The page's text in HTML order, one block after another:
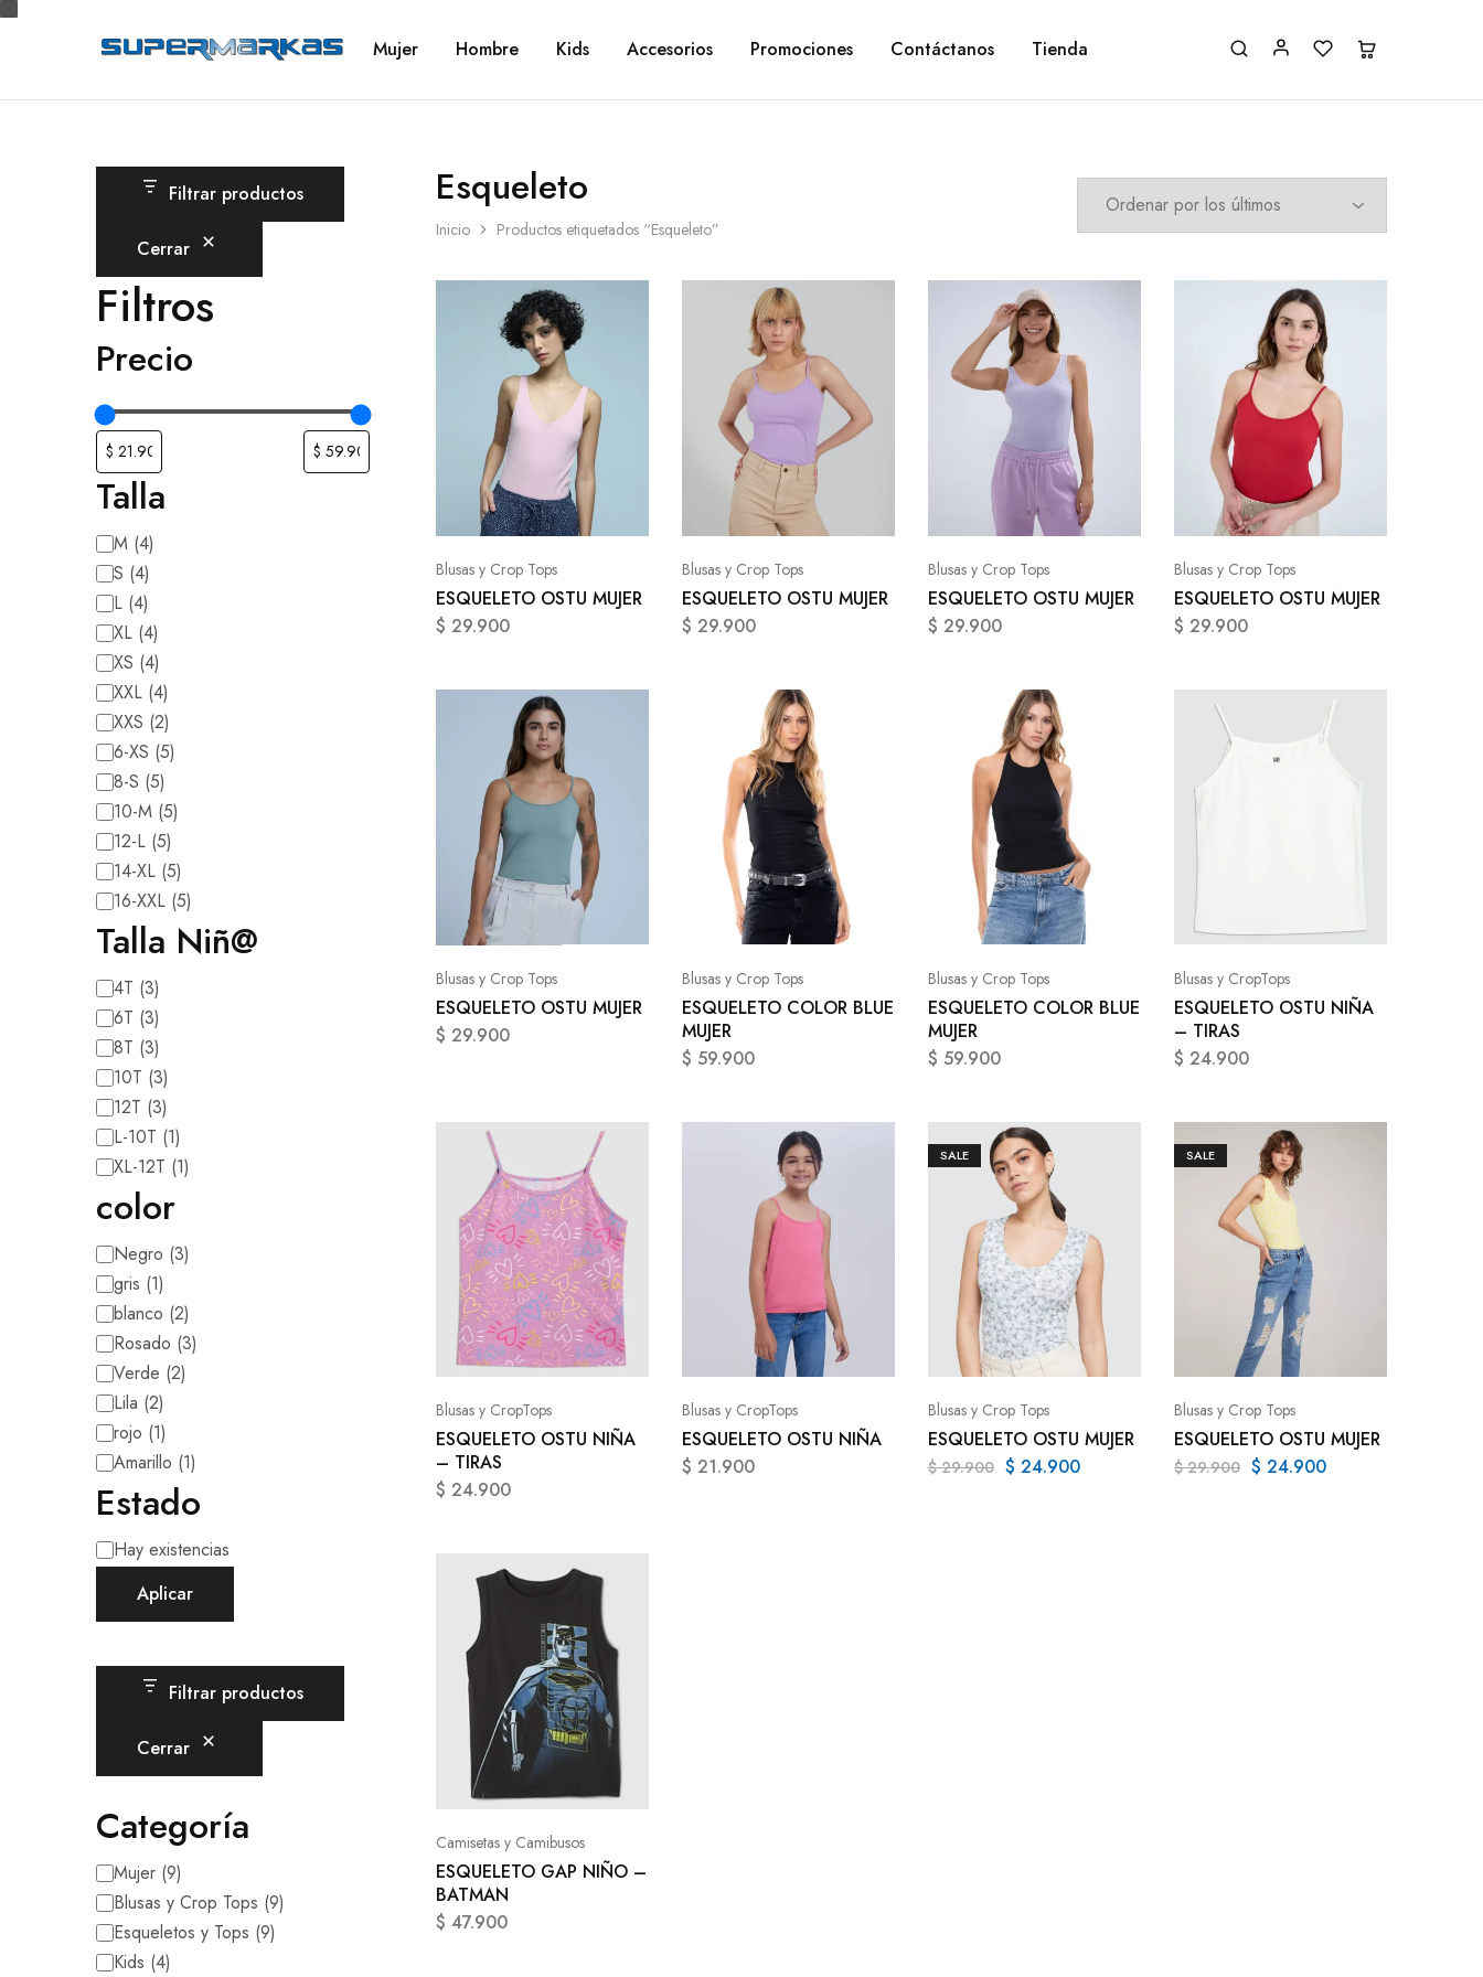
SuperMarkas
Ropa
Envío
Mujer Hombre Kids Accesorios Promociones Contáctanos Tienda
Esqueleto
Inicio Productos etiquetados “Esqueleto”
Blusas y Crop Tops
ESQUELETO OSTU MUJER
$ 29.900
Blusas y Crop Tops
ESQUELETO OSTU MUJER
$ 29.900
Blusas y Crop Tops
ESQUELETO OSTU MUJER
$ 29.900
Blusas y Crop Tops
ESQUELETO OSTU MUJER
$ 29.900
Blusas y Crop Tops
ESQUELETO OSTU MUJER
$ 29.900
Blusas y Crop Tops
ESQUELETO COLOR BLUE
MUJER
$ 59.900
Blusas y Crop Tops
ESQUELETO COLOR BLUE
MUJER
$ 59.900
Blusas y CropTops
ESQUELETO OSTU NIÑA
– TIRAS
$ 24.900
Blusas y CropTops
ESQUELETO OSTU NIÑA
– TIRAS
$ 24.900
Blusas y CropTops
ESQUELETO OSTU NIÑA
$ 21.900
SALE
Blusas y Crop Tops
ESQUELETO OSTU MUJER
$29.900 $ 24.900
SALE
Blusas y Crop Tops
ESQUELETO OSTU MUJER
$29.900 $ 24.900
Camisetas y Camibusos
ESQUELETO GAP NIÑO –
BATMAN
$ 47.900
Filtrar productos
Cerrar
Filtros
Precio
Talla
M (4)
S (4)
L (4)
XL (4)
XS (4)
XXL (4)
XXS (2)
6-XS (5)
8-S (5)
10-M (5)
12-L (5)
14-XL (5)
16-XXL (5)
Talla Niñ@
4T (3)
6T (3)
8T (3)
10T (3)
12T (3)
L-10T (1)
XL-12T (1)
color
Negro (3)
gris (1)
blanco (2)
Rosado (3)
Verde (2)
Lila (2)
rojo (1)
Amarillo (1)
Estado
Hay existencias
Aplicar
Filtrar productos
Cerrar
Categoría
Mujer (9)
Blusas y Crop Tops (9)
Esqueletos y Tops (9)
Kids (4)